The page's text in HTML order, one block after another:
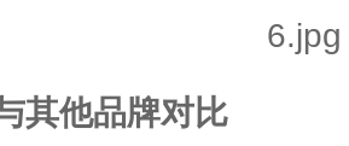
其他品牌对比